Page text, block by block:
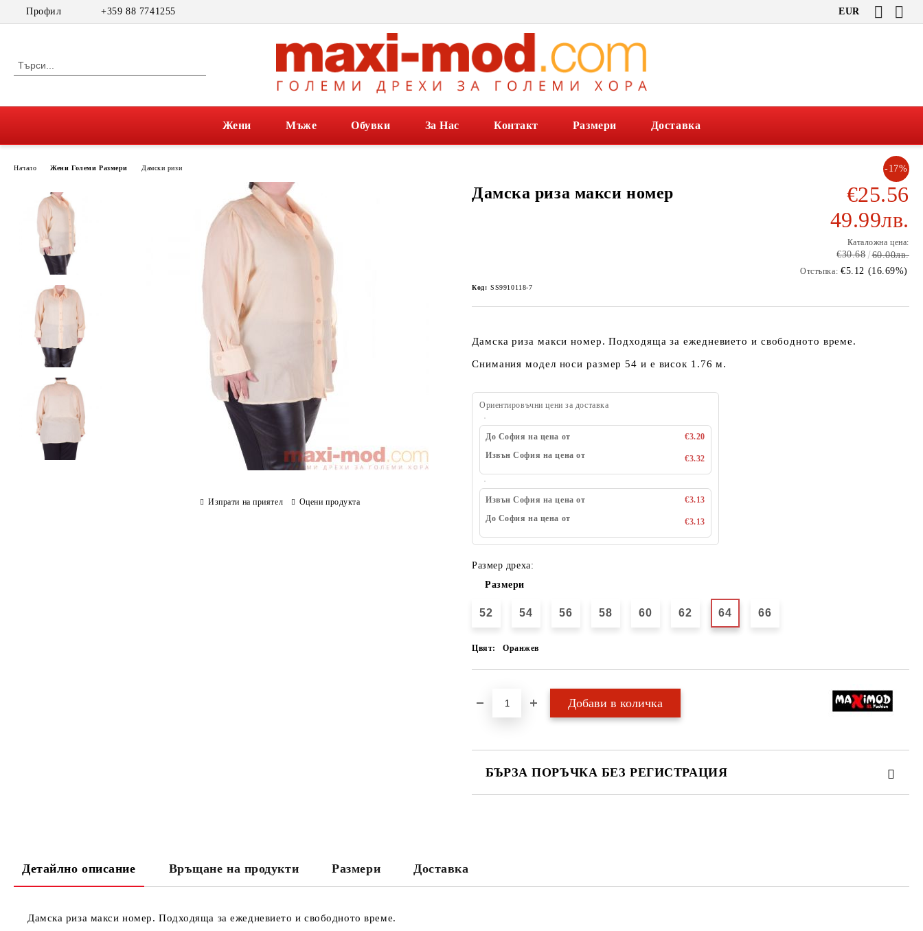
Профил +359 88 7741255 EUR
Жени Мъже Обувки За Нас Контакт Размери Доставка
Начало Жени Големи Размери Дамски ризи
Дамска риза макси номер
-17%
€25.56
49.99лв.
Каталожна цена:
€30.68 60.00лв.
Отстъпка: €5.12 (16.69%)
Код: SS9910118-7
Дамска риза макси номер. Подходяща за ежедневието и свободното време.
Снимания модел носи размер 54 и е висок 1.76 м.
Ориентировъчни цени за доставка
До София на цена от
€3.20
Извън София на цена от
€3.32
Извън София на цена от
€3.13
До София на цена от
€3.13
Размер дреха:
Размери
52 54 56 58 60 62 64 66
Цвят: Оранжев
БЪРЗА ПОРЪЧКА БЕЗ РЕГИСТРАЦИЯ
Изпрати на приятел Оцени продукта
Детайлно описание Връщане на продукти Размери Доставка
Дамска риза макси номер. Подходяща за ежедневието и свободното време.